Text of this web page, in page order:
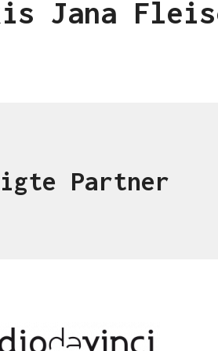
Jana
Partner